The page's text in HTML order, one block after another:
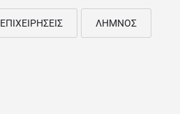
ΕΠΙΧΕΙΡΗΣΕΙΣ ΛΗΜΝΟΣ